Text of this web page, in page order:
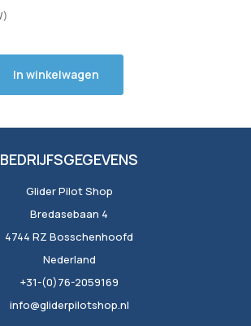
In winkelwagen
BEDRIJFSGEGEVENS
Glider Pilot Shop
Bredasebaan 4
4744 RZ Bosschenhoofd
Nederland
+31-(0)76-2059169
info@gliderpilotshop.nl